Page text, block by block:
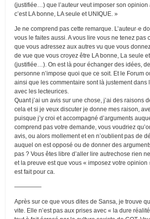
(justifiée…) que l’auteur veut imposer son opinion
c’est LA bonne, LA seule et UNIQUE. »
Je ne comprend pas cette remarque. L’auteur·e
vous le faites aussi. A vous lire vous ne tenez pas
que vous adressez aux autres vu que vous
de vue que vous croyez être LA bonne, La seule
(justifiée…). On est là pour échanger des idées,
personne n’impose quoi que ce soit. Et le Forum
ainsi que les commentaire sont là justement dans
avec les lecteurices.
Quant j’ai un avis sur une chose, j’ai des raisons
cela et si je veux discuter je donne mes raison,
puisque j’y croi et accompagné d’arguments
comprend pas votre demande, vous voudriez
avis, ou alors mollement et en n’oublient pas de
auquel on est opposé ou de donner des
pas ? Vous êtes libre d’aller lire autrechose rien
et la preuve est que vous « imposez votre opinion
est fait pour ca.
————–
Après sur ce que vous dites de Sansa, je trouve
vite. Elle n’est pas aux prises avec « la dure